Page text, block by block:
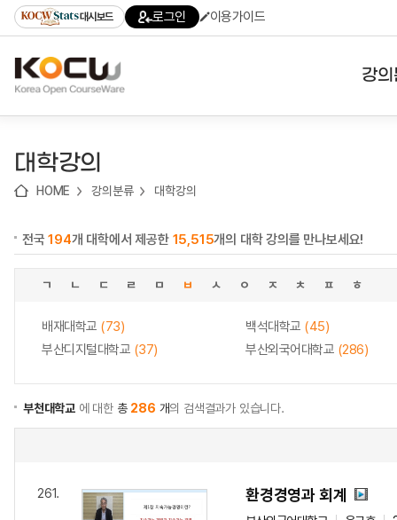
기
기
기
content)
가
대시보드 로그인 이용가이드
강
대학강의
HOME 강의분류 대학강의
전국194개 대학에서 제공한 15,515개의 대학 강의를 만나보세요!
ㄱ ㄴ ㄷ ㄹ ㅁ ㅂ ㅅ ㅇ ㅈ ㅊ ㅍ ㅎ
배재대학교 (73) 백석대학교 (45)
부산디지털대학교 (37) 부산외국어대학교 (286)
부천대학교 에 대한 총 286 개의 검색결과가 있습니다.
261. 환경경영과 회계